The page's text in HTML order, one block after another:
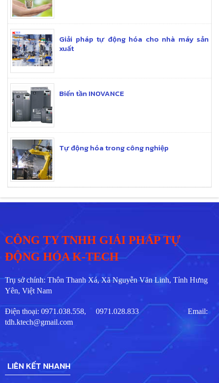
Giải pháp tự động hóa cho nhà máy sản
xuất
Biến tần INOVANCE
Tự động hóa trong công nghiệp
CÔNG TY TNHH GIẢI PHÁP TỰ
ĐỘNG HÓA K-TECH
Trụ sở chính: Thôn Thanh Xá, Xã Nguyễn Văn Linh, Tỉnh Hưng
Yên, Việt Nam
Điện thoại: 0971.038.558, 0971.028.833 Email:
tdh.ktech@gmail.com
LIÊN KẾT NHANH